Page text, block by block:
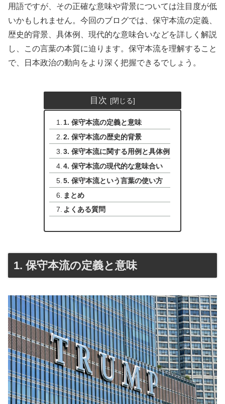
用語ですが、その正確な意味や背景については注目度が低
いかもしれません。今回のブログでは、保守本流の定義、
歴史的背景、具体例、現代的な意味合いなどを詳しく解説
し、この言葉の本質に迫ります。保守本流を理解すること
で、日本政治の動向をより深く把握できるでしょう。
目次
1. 保守本流の定義と意味
2. 保守本流の歴史的背景
3. 保守本流に関する用例と具体例
4. 保守本流の現代的な意味合い
5. 保守本流という言葉の使い方
まとめ
よくある質問
1. 保守本流の定義と意味